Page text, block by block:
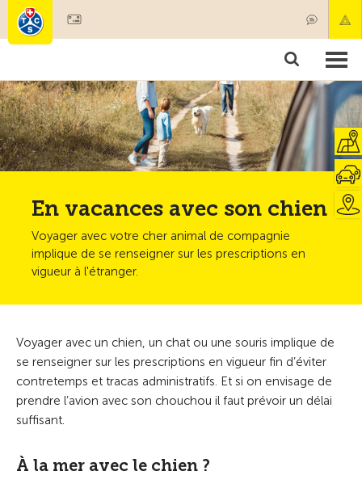
Membres & prestations
Tests, sécurité & santé
En vacances avec son chien
Voyager avec votre cher animal de compagnie
implique de se renseigner sur les prescriptions en
vigueur à l'étranger.
Voyager avec un chien, un chat ou une souris implique de
se renseigner sur les prescriptions en vigueur fin d’éviter
contretemps et tracas administratifs. Et si on envisage de
prendre l’avion avec son chouchou il faut prévoir un délai
suffisant.
À la mer avec le chien ?